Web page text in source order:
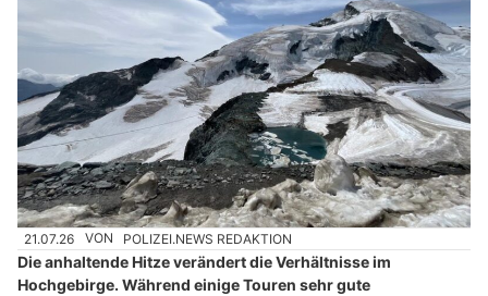
21.07.26 VON POLIZEI.NEWS REDAKTION
Die anhaltende Hitze verändert die Verhältnisse im
Hochgebirge. Während einige Touren sehr gute